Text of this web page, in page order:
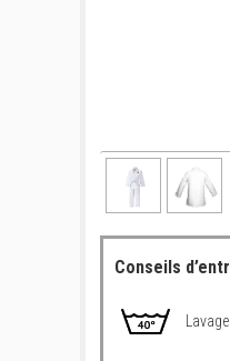
Conseils